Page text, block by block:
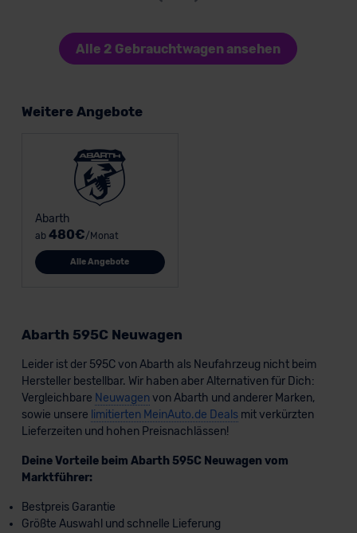
Alle 2 Gebrauchtwagen ansehen
Weitere Angebote
Abarth
ab 480€/Monat
Alle Angebote
Abarth 595C Neuwagen
Leider ist der 595C von Abarth als Neufahrzeug nicht beim
Hersteller bestellbar. Wir haben aber Alternativen für Dich:
Vergleichbare Neuwagenvon Abarth und anderer Marken,
sowie unsere limitierten MeinAuto.de Dealsmit verkürzten
Lieferzeiten und hohen Preisnachlässen!
Deine Vorteile beim Abarth 595C Neuwagen vom
Marktführer:
Bestpreis Garantie
Größte Auswahl und schnelle Lieferung